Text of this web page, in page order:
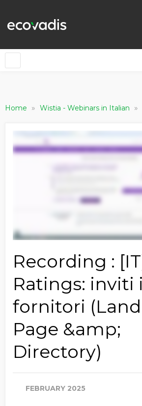
Home » Wistia - Webinars in Italian »
Recording :
Ratings: inviti
fornitori
Page &amp;
Directory)
FEBRUARY 2025